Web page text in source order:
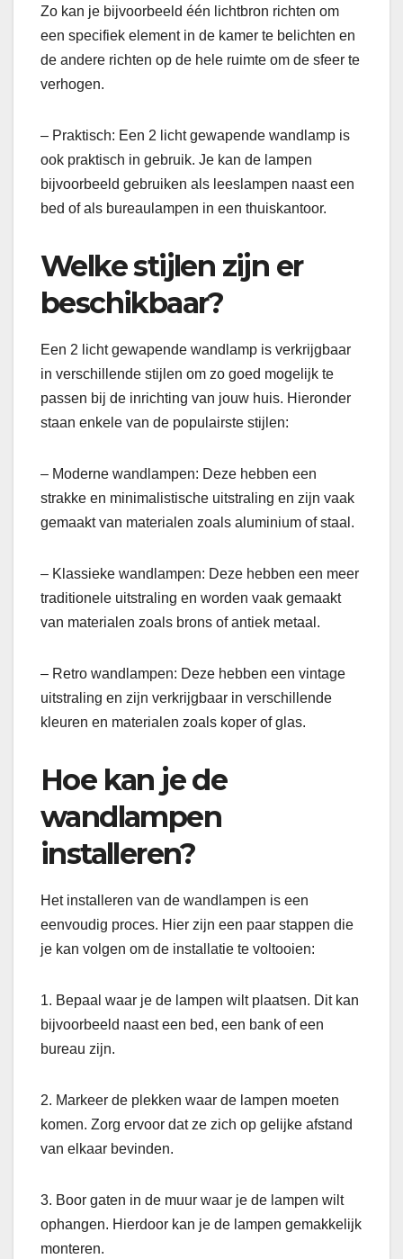
Zo kan je bijvoorbeeld één lichtbron richten om
een specifiek element in de kamer te belichten en
de andere richten op de hele ruimte om de sfeer te
verhogen.
– Praktisch: Een 2 licht gewapende wandlamp is
ook praktisch in gebruik. Je kan de lampen
bijvoorbeeld gebruiken als leeslampen naast een
bed of als bureaulampen in een thuiskantoor.
Welke stijlen zijn er
beschikbaar?
Een 2 licht gewapende wandlamp is verkrijgbaar
in verschillende stijlen om zo goed mogelijk te
passen bij de inrichting van jouw huis. Hieronder
staan enkele van de populairste stijlen:
– Moderne wandlampen: Deze hebben een
strakke en minimalistische uitstraling en zijn vaak
gemaakt van materialen zoals aluminium of staal.
– Klassieke wandlampen: Deze hebben een meer
traditionele uitstraling en worden vaak gemaakt
van materialen zoals brons of antiek metaal.
– Retro wandlampen: Deze hebben een vintage
uitstraling en zijn verkrijgbaar in verschillende
kleuren en materialen zoals koper of glas.
Hoe kan je de
wandlampen
installeren?
Het installeren van de wandlampen is een
eenvoudig proces. Hier zijn een paar stappen die
je kan volgen om de installatie te voltooien:
1. Bepaal waar je de lampen wilt plaatsen. Dit kan
bijvoorbeeld naast een bed, een bank of een
bureau zijn.
2. Markeer de plekken waar de lampen moeten
komen. Zorg ervoor dat ze zich op gelijke afstand
van elkaar bevinden.
3. Boor gaten in de muur waar je de lampen wilt
ophangen. Hierdoor kan je de lampen gemakkelijk
monteren.